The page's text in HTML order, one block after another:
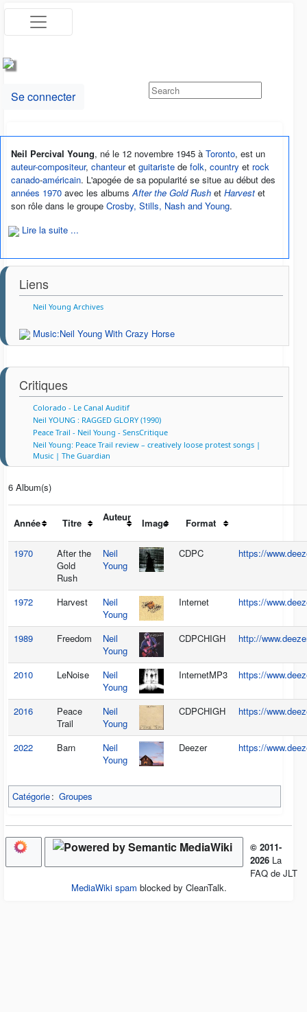
Se connecter
Neil Percival Young, né le 12 novembre 1945 à Toronto, est un
auteur-compositeur, chanteur et guitariste de folk, country et rock
canado-américain. L'apogée de sa popularité se situe au début des
années 1970 avec les albumsAfter the Gold Rush et Harvest et
son rôle dans le groupe Crosby, Stills, Nash and Young.
Lire la suite ...
Liens
Neil Young Archives
Music:Neil Young With Crazy Horse
Critiques
Colorado - Le Canal Auditif
Neil YOUNG : RAGGED GLORY (1990)
Peace Trail - Neil Young - SensCritique
Neil Young: Peace Trail review – creatively loose protest songs |
Music | The Guardian
6 Album(s)
Année Titre Auteur Image Format
1970
After the
Gold
Rush
Neil
Young
CDPC https://
1972 Harvest
Neil
Young
Internet https://
1989 Freedom
Neil
Young
CDPCHIGH http://
2010 LeNoise
Neil
Young
InternetMP3 https://
2016
Peace
Trail
Neil
Young
CDPCHIGH https://
2022 Barn
Neil
Young
Deezer https://
Catégorie: Groupes
© 2011-
2026 La
FAQ de JLT
MediaWiki spam blocked by CleanTalk.